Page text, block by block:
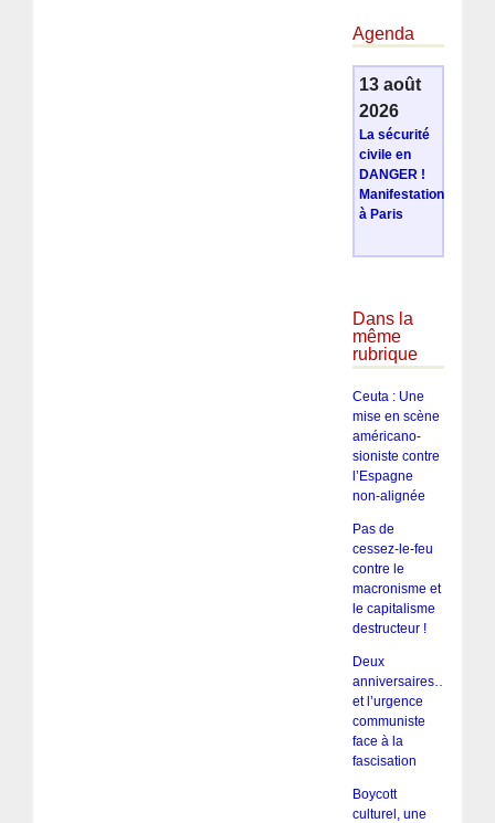
Agenda
13 août
2026
La sécurité
civile en
DANGER !
Manifestation
à Paris
Dans la
même
rubrique
Ceuta : Une
mise en scène
américano-
sioniste contre
l’Espagne
non-alignée
Pas de
cessez-le-feu
contre le
macronisme et
le capitalisme
destructeur !
Deux
anniversaires…
et l’urgence
communiste
face à la
fascisation
Boycott
culturel, une